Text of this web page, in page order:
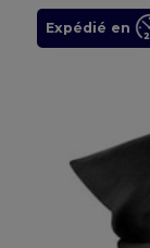
Expédié en